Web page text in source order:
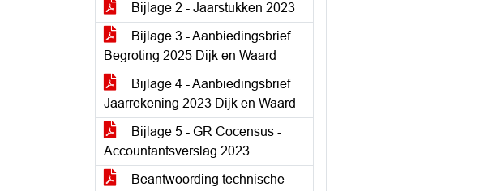
Bijlage 2 - Jaarstukken 2023
Bijlage 3 - Aanbiedingsbrief
Begroting 2025 Dijk en Waard
Bijlage 4 - Aanbiedingsbrief
Jaarrekening 2023 Dijk en Waard
Bijlage 5 - GR Cocensus -
Accountantsverslag 2023
Beantwoording technische